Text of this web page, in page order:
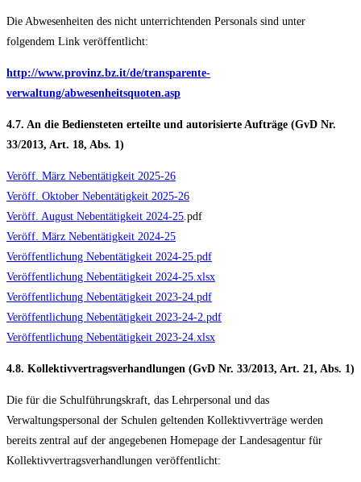
Die Abwesenheiten des nicht unterrichtenden Personals sind unter
folgendem Link veröffentlicht:
http://www.provinz.bz.it/de/transparente-
verwaltung/abwesenheitsquoten.asp
4.7. An die Bediensteten erteilte und autorisierte Aufträge (GvD Nr.
33/2013, Art. 18, Abs. 1)
Veröff. März Nebentätigkeit 2025-26
Veröff. Oktober Nebentätigkeit 2025-26
Veröff. August Nebentätigkeit 2024-25.pdf
Veröff. März Nebentätigkeit 2024-25
Veröffentlichung Nebentätigkeit 2024-25.pdf
Veröffentlichung Nebentätigkeit 2024-25.xlsx
Veröffentlichung Nebentätigkeit 2023-24.pdf
Veröffentlichung Nebentätigkeit 2023-24-2.pdf
Veröffentlichung Nebentätigkeit 2023-24.xlsx
4.8. Kollektivvertragsverhandlungen (GvD Nr. 33/2013, Art. 21, Abs. 1)
Die für die Schulführungskraft, das Lehrpersonal und das
Verwaltungspersonal der Schulen geltenden Kollektivverträge werden
bereits zentral auf der angegebenen Homepage der Landesagentur für
Kollektivvertragsverhandlungen veröffentlicht: